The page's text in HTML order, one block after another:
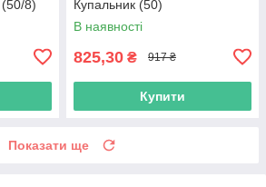
8)
Купальник (50)
В наявності
825,30 ₴ 917 ₴
Купити
Показати ще